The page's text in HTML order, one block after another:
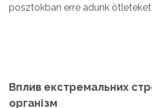
posztokban erre adunk ötleteket.
Вплив екстремальних
організм